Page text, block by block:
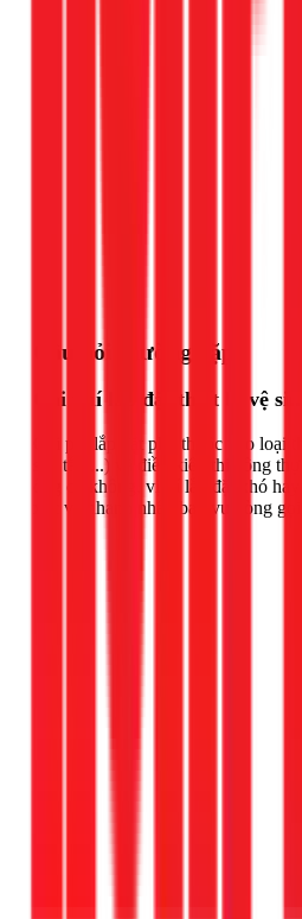
Câu hỏi thường gặp
Chi phí lắp đặt thiết bị vệ
Chi phí lắp đặt phụ thuộc vào loại
sen tắm...) và điều kiện thi công
ống cũ không, vị trí lắp đặt khó
xác và nhanh nhất, bạn vui lòng